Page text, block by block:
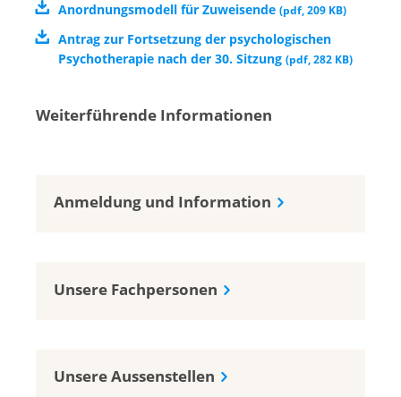
Anordnungsmodell für Zuweisende (pdf,209 KB)
Antrag zur Fortsetzung der psychologischen
Psychotherapie nach der 30. Sitzung (pdf,282 KB)
Weiterführende Informationen
Anmeldung und Information
Unsere Fachpersonen
Unsere Aussenstellen